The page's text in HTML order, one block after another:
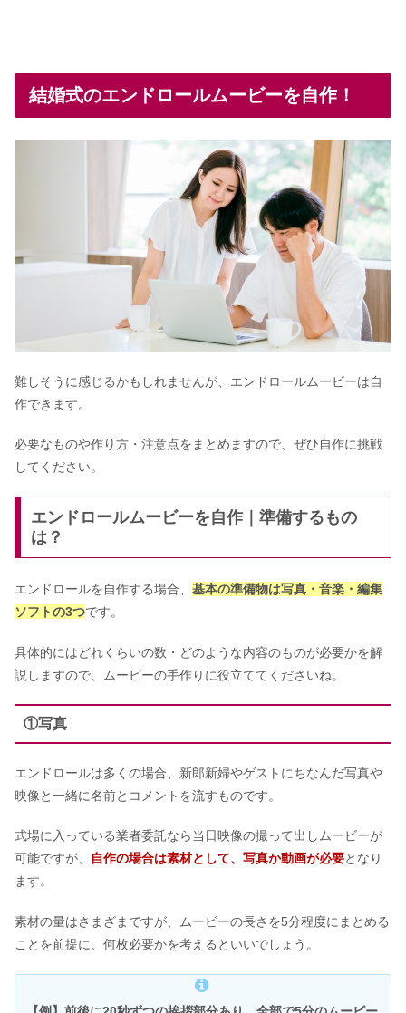
結婚式のエンドロールムービーを自作！
難しそうに感じるかもしれませんが、エンドロールムービーは自
作できます。
必要なものや作り方・注意点をまとめますので、ぜひ自作に挑戦
してください。
エンドロールムービーを自作｜準備するもの
は？
エンドロールを自作する場合、 基本の準備物は写真・音楽・編集
ソフトの3つです。
具体的にはどれくらいの数・どのような内容のものが必要かを解
説しますので、ムービーの手作りに役立ててくださいね。
①写真
エンドロールは多くの場合、新郎新婦やゲストにちなんだ写真や
映像と一緒に名前とコメントを流すものです。
式場に入っている業者委託なら当日映像の撮って出しムービーが
可能ですが、
自作の場合は素材として、写真か動画が必要となり
ます。
素材の量はさまざまですが、ムービーの長さを5分程度にまとめる
ことを前提に、何枚必要かを考えるといいでしょう。